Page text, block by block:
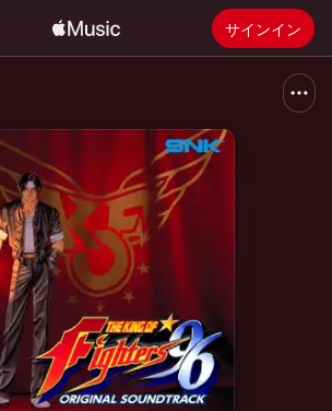
サインイン
Apple Musicをインストール